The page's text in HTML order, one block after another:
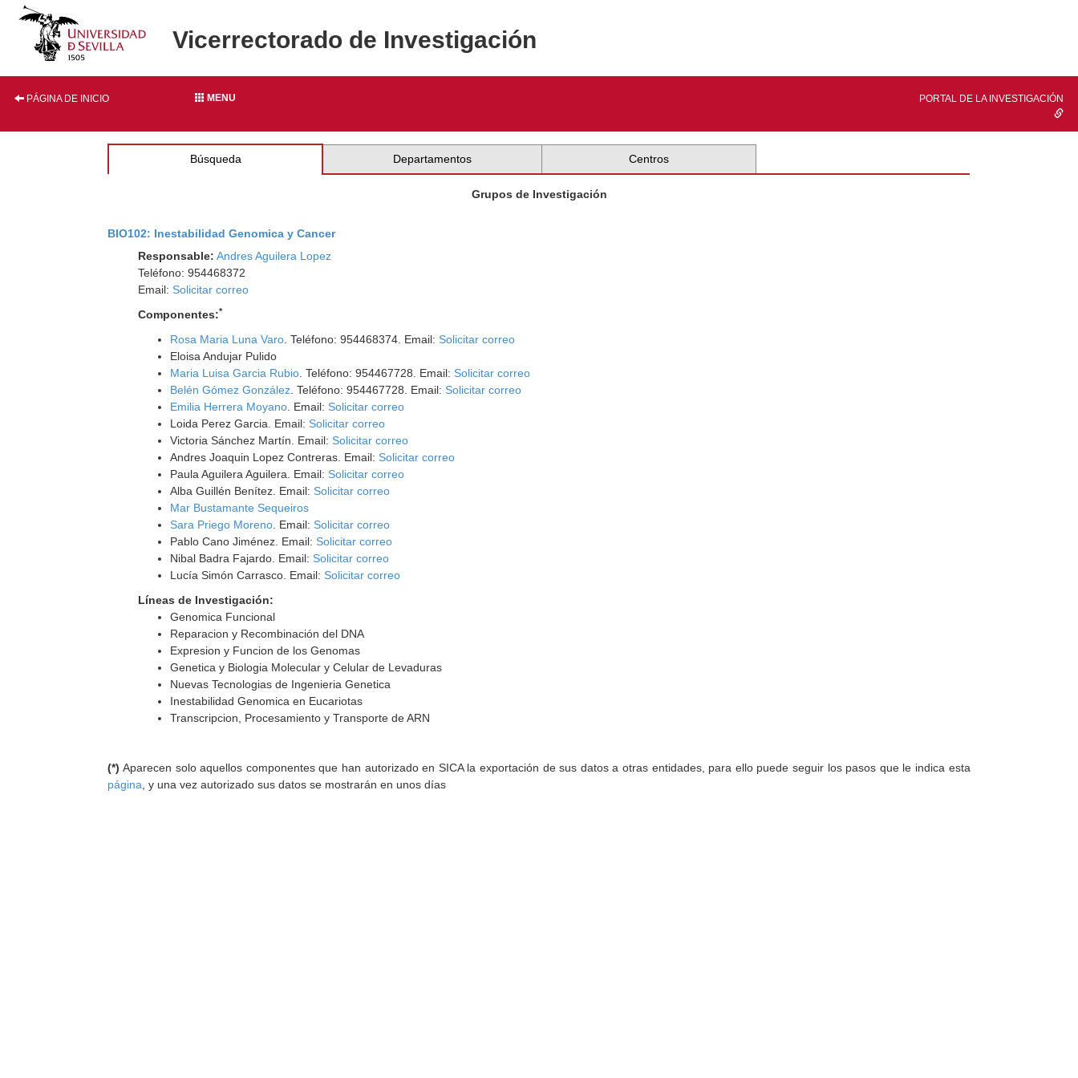
Vicerrectorado de Investigación
PÁGINA DE INICIO MENU PORTAL DE LA INVESTIGACIÓN
Búsqueda Departamentos Centros
Grupos de Investigación
BIO102: Inestabilidad Genomica y Cancer
Responsable: Andres Aguilera Lopez
Teléfono: 954468372
Email: Solicitar correo
Componentes:*
Rosa Maria Luna Varo . Teléfono: 954468374. Email: Solicitar correo
Eloisa Andujar Pulido
Maria Luisa Garcia Rubio . Teléfono: 954467728. Email: Solicitar correo
Belén Gómez González . Teléfono: 954467728. Email: Solicitar correo
Emilia Herrera Moyano . Email: Solicitar correo
Loida Perez Garcia. Email: Solicitar correo
Victoria Sánchez Martín. Email: Solicitar correo
Andres Joaquin Lopez Contreras. Email: Solicitar correo
Paula Aguilera Aguilera. Email: Solicitar correo
Alba Guillén Benítez. Email: Solicitar correo
Mar Bustamante Sequeiros
Sara Priego Moreno . Email: Solicitar correo
Pablo Cano Jiménez. Email: Solicitar correo
Nibal Badra Fajardo. Email: Solicitar correo
Lucía Simón Carrasco. Email: Solicitar correo
Líneas de Investigación:
Genomica Funcional
Reparacion y Recombinación del DNA
Expresion y Funcion de los Genomas
Genetica y Biologia Molecular y Celular de Levaduras
Nuevas Tecnologias de Ingenieria Genetica
Inestabilidad Genomica en Eucariotas
Transcripcion, Procesamiento y Transporte de ARN
(*) Aparecen solo aquellos componentes que han autorizado en SICA la exportación de sus datos a otras entidades, para ello puede seguir los pasos que le indica esta
página , y una vez autorizado sus datos se mostrarán en unos días